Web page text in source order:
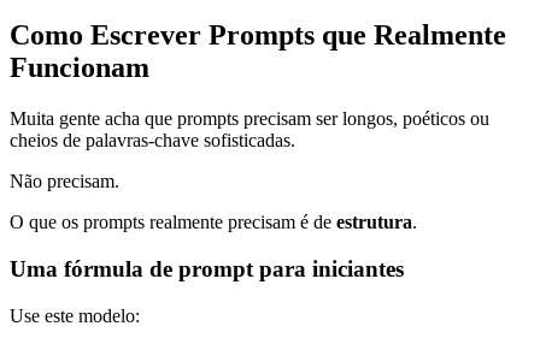
Como Escrever Prompts que Realmente
Funcionam
Muita gente acha que prompts precisam ser longos, poéticos ou
cheios de palavras-chave sofisticadas.
Não precisam.
O que os prompts realmente precisam é de estrutura.
Uma fórmula de prompt para iniciantes
Use este modelo: